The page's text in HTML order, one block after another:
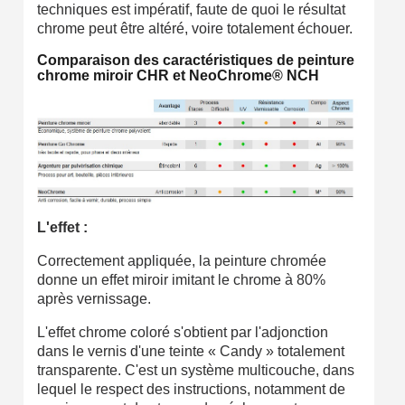
Inscription à la newsletter : 5€ de réduction
techniques est impératif, faute de quoi le résultat
chrome peut être altéré, voire totalement échouer.
Comparaison des caractéristiques de peinture
chrome miroir CHR et NeoChrome®NCH
L'effet :
Correctement appliquée, la peinture chromée
donne un effet miroir imitant le chrome à 80%
après vernissage.
L'effet chrome coloré s'obtient par l'adjonction
dans le vernis d'une teinte « Candy » totalement
transparente. C'est un système multicouche, dans
lequel le respect des instructions, notamment de